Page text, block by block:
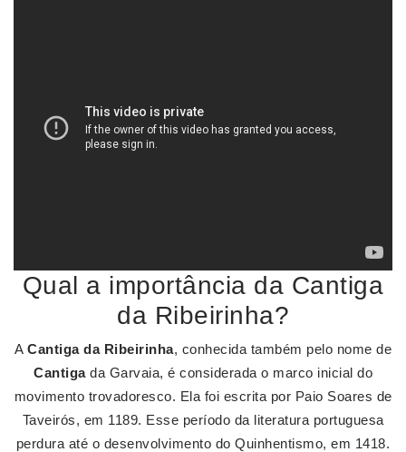
Qual a importância da Cantiga
da Ribeirinha?
A Cantiga da Ribeirinha, conhecida também pelo nome de
Cantigada Garvaia, é considerada o marco inicial do
movimento trovadoresco. Ela foi escrita por Paio Soares de
Taveirós, em 1189. Esse período da literatura portuguesa
perdura até o desenvolvimento do Quinhentismo, em 1418.